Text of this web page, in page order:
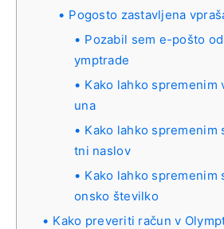
Pogosto zastavljena
Pozabil sem e-pošto
ymptrade
Kako lahko spremenim
una
Kako lahko spremenim
tni naslov
Kako lahko spremenim
onsko številko
Kako preveriti račun v